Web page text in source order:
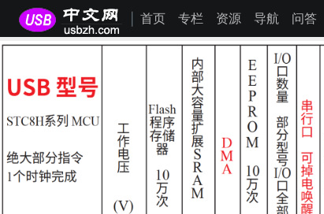
首页 专栏 资源 导航 问答